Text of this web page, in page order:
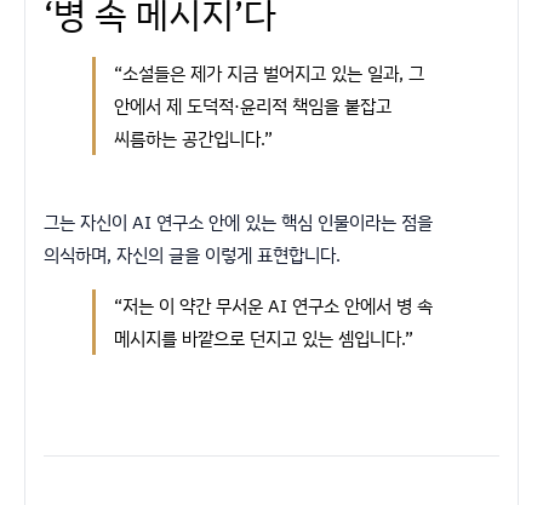
‘병 속 메시지’다
“소설들은 제가 지금 벌어지고 있는 일과, 그
안에서 제 도덕적·윤리적 책임을 붙잡고
씨름하는 공간입니다.”
그는 자신이 AI 연구소 안에 있는 핵심 인물이라는 점을
의식하며, 자신의 글을 이렇게 표현합니다.
“저는 이 약간 무서운 AI 연구소 안에서 병 속
메시지를 바깥으로 던지고 있는 셈입니다.”